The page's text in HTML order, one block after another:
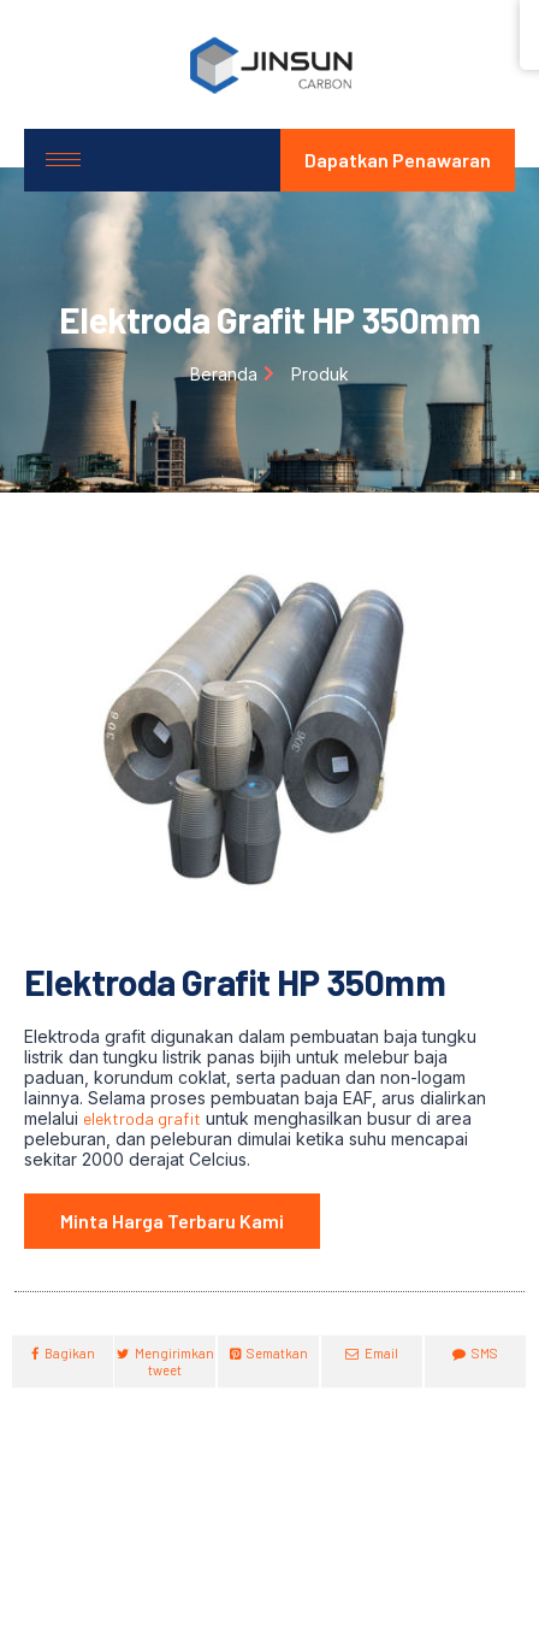
Dapatkan Penawaran
Elektroda Grafit HP 350mm
Beranda Produk
Elektroda Grafit HP 350mm
Elektroda grafit digunakan dalam pembuatan baja tungku
listrik dan tungku listrik panas bijih untuk melebur baja
paduan, korundum coklat, serta paduan dan non-logam
lainnya. Selama proses pembuatan baja EAF, arus dialirkan
melalui elektroda grafit untuk menghasilkan busur di area
peleburan, dan peleburan dimulai ketika suhu mencapai
sekitar 2000 derajat Celcius.
Minta Harga Terbaru Kami
Bagikan
Mengirimkan
tweet
Sematkan Email SMS